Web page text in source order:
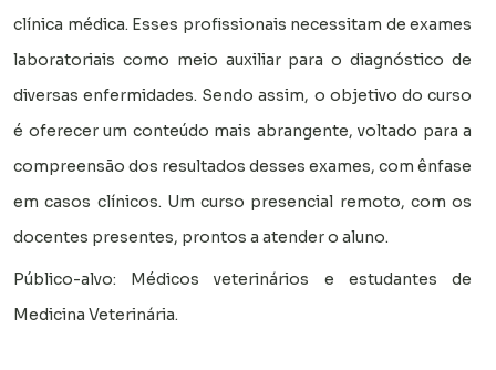
clínica médica. Esses profissionais necessitam de exames
laboratoriais como meio auxiliar para o diagnóstico de
diversas enfermidades. Sendo assim, o objetivo do curso
é oferecer um conteúdo mais abrangente, voltado para a
compreensão dos resultados desses exames, com ênfase
em casos clínicos. Um curso presencial remoto, com os
docentes presentes, prontos a atender o aluno.
Público-alvo: Médicos veterinários e estudantes de
Medicina Veterinária.